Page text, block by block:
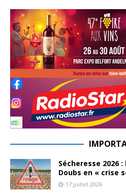
Sécheresse 2026
Doubs en « crise
17 juillet 2026